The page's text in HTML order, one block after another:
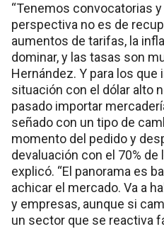
“Tenemos convocatorias
perspectiva no es de
aumentos de tarifas, la
dominar, y las tasas son
Hernández. Y para los
situación con el dólar alto
pasado importar
señado con un tipo de
momento del pedido y
devaluación con el 70% de
explicó. “El panorama es
achicar el mercado. Va a
y empresas, aunque si
un sector que se reactiva